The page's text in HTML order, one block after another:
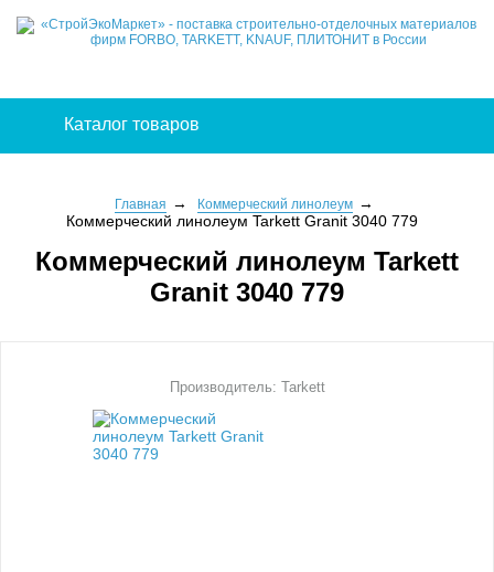
Каталог товаров
Главная Коммерческий линолеум
Коммерческий линолеум Tarkett Granit 3040 779
Коммерческий линолеум Tarkett
Granit 3040 779
Производитель: Tarkett